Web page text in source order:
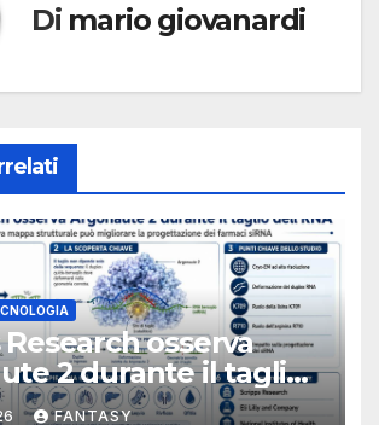
Di mario giovanardi
osserva
2 durante il taglio
e apre nuove
FANTASY